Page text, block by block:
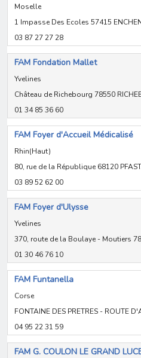
Moselle
1 Impasse Des Ecoles 57415
03 87 27 27 28
FAM Fondation Mallet
Yvelines
Château de Richebourg 78550
01 34 85 36 60
FAM Foyer d'Accueil Médicalisé
Rhin(Haut)
80, rue de la République 68120
03 89 52 62 00
FAM Foyer d'Ulysse
Yvelines
370, route de la Boulaye - Moutiers
01 30 46 76 10
FAM Funtanella
Corse
FONTAINE DES PRETRES - ROUTE
04 95 22 31 59
FAM G. COULON LE GRAND